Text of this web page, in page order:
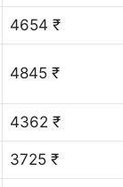
4654 ₹
4845 ₹
4362 ₹
3725 ₹